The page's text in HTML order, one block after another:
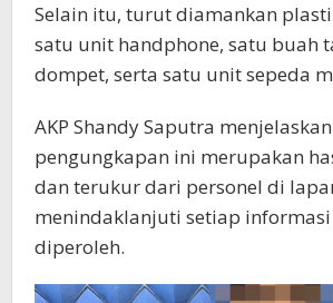
Selain itu, turut diamankan
satu unit handphone, satu buah
dompet, serta satu unit sepeda
AKP Shandy Saputra
pengungkapan ini merupakan
dan terukur dari personel di
menindaklanjuti setiap
diperoleh.